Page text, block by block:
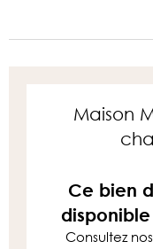
Maison
Ce bien
disponible
Consultez